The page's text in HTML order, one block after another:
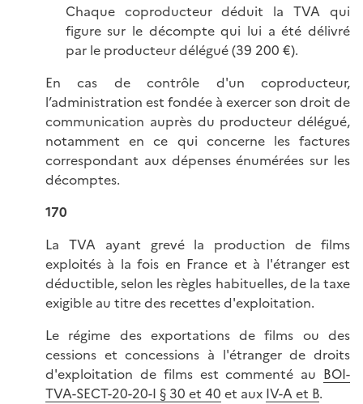
Chaque coproducteur déduit la TVA qui
figure sur le décompte qui lui a été délivré
par le producteur délégué (39 200 €).
En cas de contrôle d'un coproducteur,
l’administration est fondée à exercer son droit de
communication auprès du producteur délégué,
notamment en ce qui concerne les factures
correspondant aux dépenses énumérées sur les
décomptes.
170
La TVA ayant grevé la production de films
exploités à la fois en France et à l'étranger est
déductible, selon les règles habituelles, de la taxe
exigible au titre des recettes d'exploitation.
Le régime des exportations de films ou des
cessions et concessions à l'étranger de droits
d'exploitation de films est commenté au BOI-
TVA-SECT-20-20-I § 30 et 40 et aux IV-A et B.